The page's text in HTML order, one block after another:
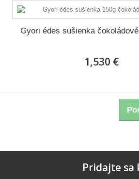
Gyori édes sušienka
1,530 €
Pridajte sa